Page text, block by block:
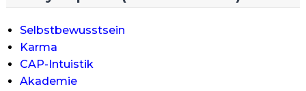
Selbstbewusstsein
Karma
CAP-Intuistik
Akademie